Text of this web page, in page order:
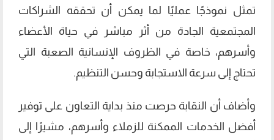
تمثل نموذجًا عمليًا لما يمكن أن تحققه الشراكات
المجتمعية الجادة من أثر مباشر في حياة الأعضاء
وأسرهم، خاصة في الظروف الإنسانية الصعبة التي
تحتاج إلى سرعة الاستجابة وحسن التنظيم.
وأضاف أن النقابة حرصت منذ بداية التعاون على توفير
أفضل الخدمات الممكنة للزملاء وأسرهم، مشيرًا إلى